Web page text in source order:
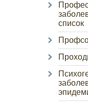
список